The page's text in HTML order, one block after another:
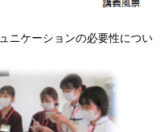
ニケーションの必要性につい